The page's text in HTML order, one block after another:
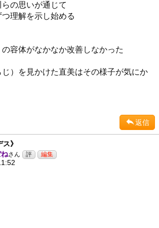
の思いが通じて
理解を示し始める
容体がなかなか改善しなかった
）を見かけた直美はその様子が気にか
返信
》
さん